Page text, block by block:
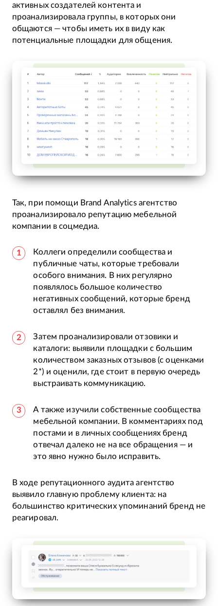
активных создателей контента и
проанализировала группы, в которых они
общаются — чтобы иметь их в виду как
потенциальные площадки для общения.
Так, при помощи Brand Analytics агентство
проанализировало репутацию мебельной
компании в соцмедиа.
Коллеги определили сообщества и
публичные чаты, которые требовали
особого внимания. В них регулярно
появлялось большое количество
негативных сообщений, которые бренд
оставлял без внимания.
Затем проанализировали отзовики и
каталоги: выявили площадки с большим
количеством заказных отзывов (с оценками
2*) и оценили, где стоит в первую очередь
выстраивать коммуникацию.
А также изучили собственные сообщества
мебельной компании. В комментариях под
постами и в личных сообщениях бренд
отвечал далеко не на все обращения — и
это явно нужно было исправить.
В ходе репутационного аудита агентство
выявило главную проблему клиента: на
большинство критических упоминаний бренд не
реагировал.